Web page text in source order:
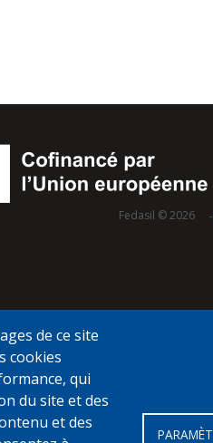
de ce site
cookies
qui
du site et des
et des
Fedasil © 2026